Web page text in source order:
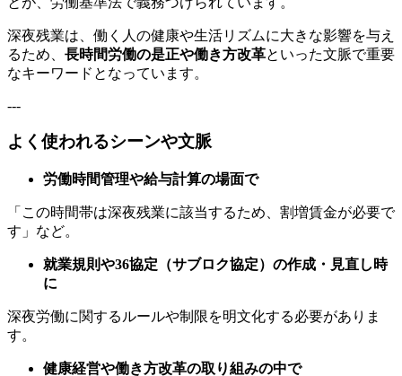
深夜残業は、働く人の健康や生活リズムに大きな影響を与え
るため、 長時間労働の是正や働き方改革といった文脈で重要
なキーワードとなっています。
---
よく使われるシーンや文脈
労働時間管理や給与計算の場面で
「この時間帯は深夜残業に該当するため、割増賃金が必要で
す」など。
就業規則や36協定（サブロク協定）の作成・見直し時
に
深夜労働に関するルールや制限を明文化する必要がありま
す。
健康経営や働き方改革の取り組みの中で